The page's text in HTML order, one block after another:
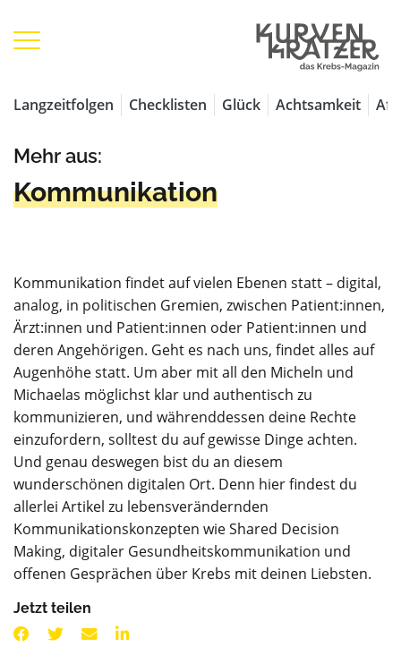
Langzeitfolgen Checklisten Glück Achtsamkeit
Mehr aus:
Kommunikation
Kommunikation findet auf vielen Ebenen statt – digital,
analog, in politischen Gremien, zwischen Patient:innen,
Ärzt:innen und Patient:innen oder Patient:innen und
deren Angehörigen. Geht es nach uns, findet alles auf
Augenhöhe statt. Um aber mit all den Micheln und
Michaelas möglichst klar und authentisch zu
kommunizieren, und währenddessen deine Rechte
einzufordern, solltest du auf gewisse Dinge achten.
Und genau deswegen bist du an diesem
wunderschönen digitalen Ort. Denn hier findest du
allerlei Artikel zu lebensverändernden
Kommunikationskonzepten wie Shared Decision
Making, digitaler Gesundheitskommunikation und
offenen Gesprächen über Krebs mit deinen Liebsten.
Jetzt teilen